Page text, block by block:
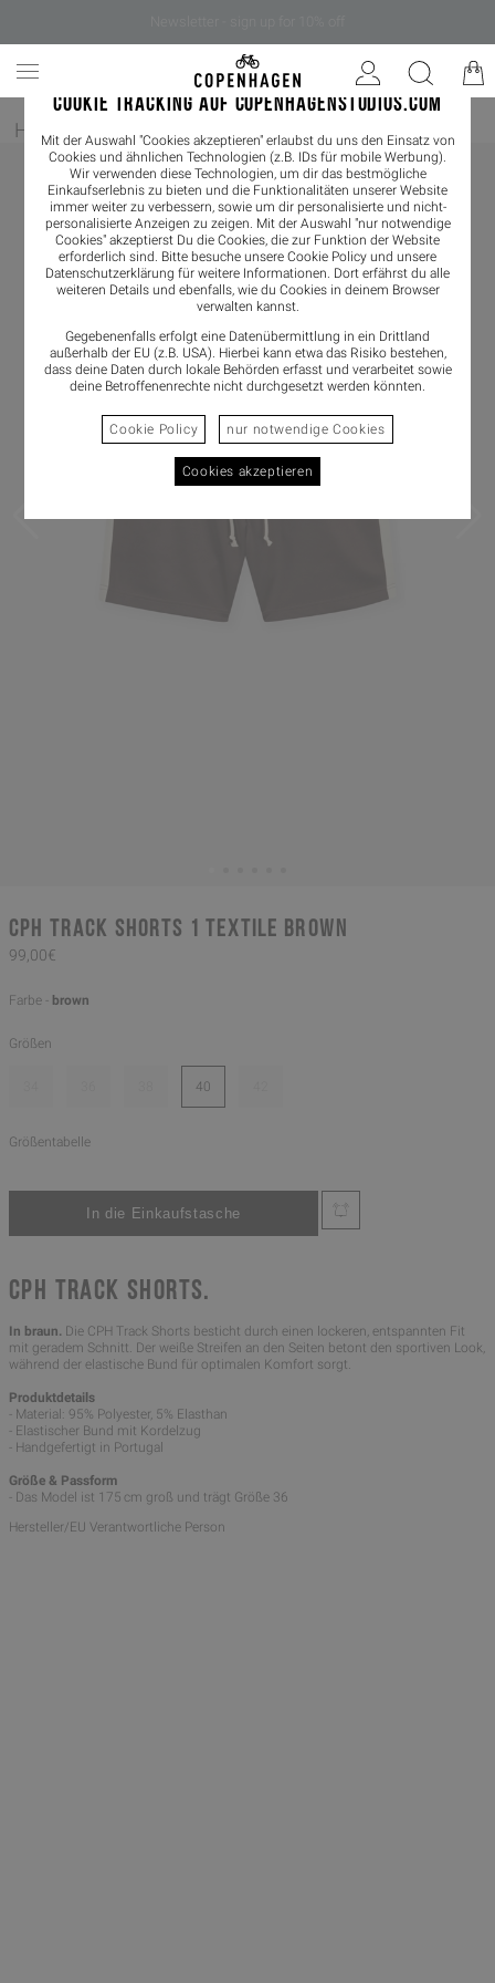
COOKIE TRACKING AUF COPENHAGENSTUDIOS.COM
Mit der Auswahl "Cookies akzeptieren" erlaubst du uns den Einsatz von
Cookies und ähnlichen Technologien (z.B. IDs für mobile Werbung).
Wir verwenden diese Technologien, um dir das bestmögliche
Einkaufserlebnis zu bieten und die Funktionalitäten unserer Website
immer weiter zu verbessern, sowie um dir personalisierte und nicht-
personalisierte Anzeigen zu zeigen. Mit der Auswahl "nur notwendige
Cookies" akzeptierst Du die Cookies, die zur Funktion der Website
erforderlich sind. Bitte besuche unsere Cookie Policy und unsere
Datenschutzerklärung für weitere Informationen. Dort erfährst du alle
weiteren Details und ebenfalls, wie du Cookies in deinem Browser
verwalten kannst.
Gegebenenfalls erfolgt eine Datenübermittlung in ein Drittland
außerhalb der EU (z.B. USA). Hierbei kann etwa das Risiko bestehen,
dass deine Daten durch lokale Behörden erfasst und verarbeitet sowie
deine Betroffenenrechte nicht durchgesetzt werden könnten.
Cookie Policy nur notwendige Cookies
Cookies akzeptieren
Home / Bekleidung Pants & Skirts / Shorts
CPH TRACK SHORTS 1 textile brown
99,00€
Farbe - brown
Größen
40
Größentabelle
CPH TRACK SHORTS.
In braun. Die CPH Track Shorts besticht durch einen lockeren, entspannten Fit
mit geradem Schnitt. Der weiße Streifen an den Seiten betont den sportiven Look,
während der elastische Bund für optimalen Komfort sorgt.
Produktdetails
- Material: 95% Polyester, 5% Elasthan
- Elastischer Bund mit Kordelzug
- Handgefertigt in Portugal
Größe & Passform
- Das Model ist 175 cm groß und trägt Größe 36
Hersteller/EU Verantwortliche Person